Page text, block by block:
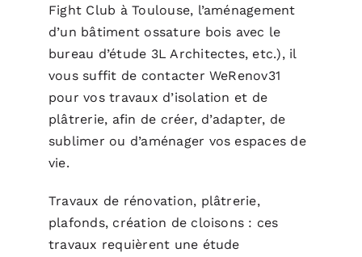
Fight Club à Toulouse, l’aménagement
d’un bâtiment ossature bois avec le
bureau d’étude 3L Architectes, etc.), il
vous suffit de contacter WeRenov31
pour vos travaux d’isolation et de
plâtrerie, afin de créer, d’adapter, de
sublimer ou d’aménager vos espaces de
vie.
Travaux de rénovation, plâtrerie,
plafonds, création de cloisons : ces
travaux requièrent une étude